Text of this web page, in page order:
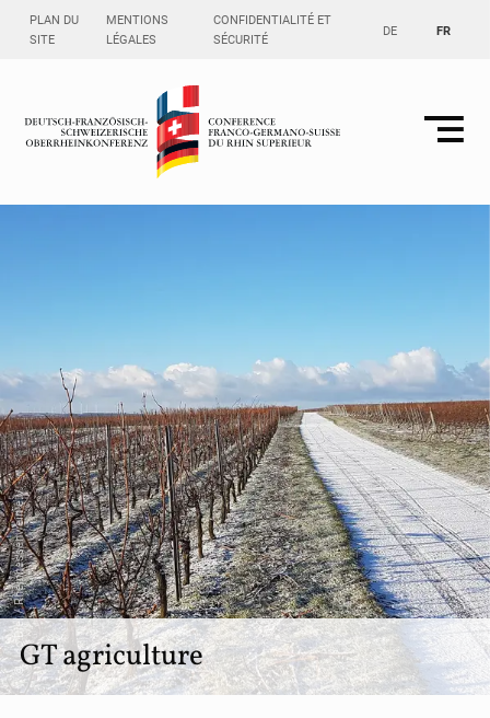
PLAN DU
SITE
MENTIONS
LÉGALES
CONFIDENTIALITÉ ET
SÉCURITÉ
DE FR
© Udo Diel / Rheinhessenwein e.V.GT agriculture